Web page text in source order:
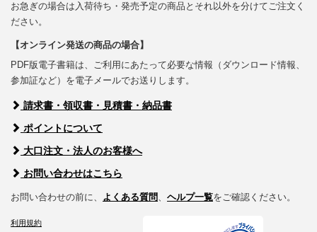
お急ぎの場合は入荷待ち・発売予定の商品とそれ以外を分けてご注文く
ださい。
【オンライン発送の商品の場合】
PDF版電子書籍は、ご利用にあたって必要な情報（ダウンロード情報、
参加証など）を電子メールでお送りします。
請求書・領収書・見積書・納品書
ポイントについて
大口注文・法人のお客様へ
お問い合わせはこちら
お問い合わせの前に、 よくある質問、 ヘルプ一覧をご確認ください。
利用規約